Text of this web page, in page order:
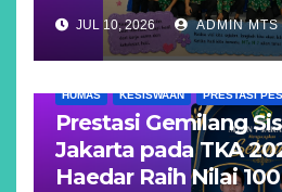
JUL 10, 2026 ADMIN MTS
HUMAS KESISWAAN PRESTASI
Prestasi Gemilang
Jakarta pada TKA
Haedar Raih Nilai